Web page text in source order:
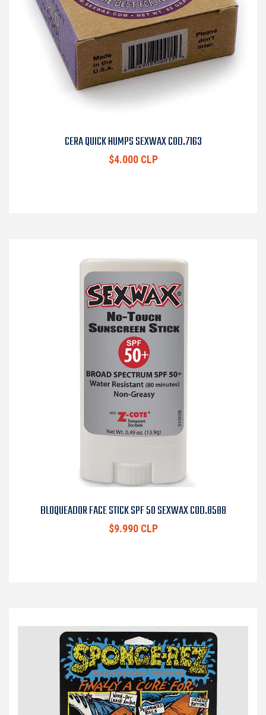
CERA QUICK HUMPS SEXWAX COD.7163
$4.000 CLP
BLOQUEADOR FACE STICK SPF 50 SEXWAX COD.8588
$9.990 CLP